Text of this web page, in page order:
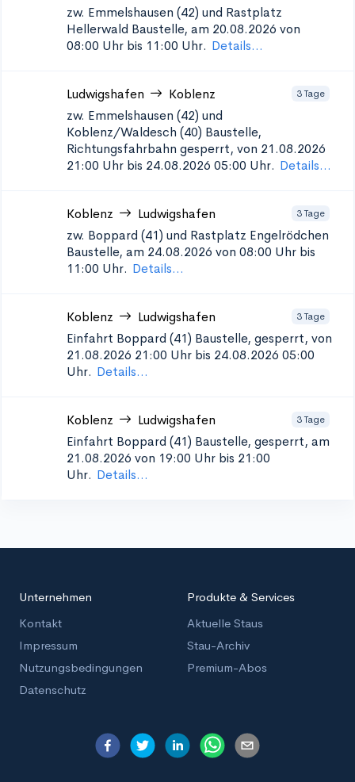
zw. Emmelshausen (42) und Rastplatz
Hellerwald Baustelle, am 20.08.2026 von
08:00 Uhr bis 11:00 Uhr. Details...
Ludwigshafen Koblenz 3 Tage
zw. Emmelshausen (42) und
Koblenz/Waldesch (40) Baustelle,
Richtungsfahrbahn gesperrt, von 21.08.2026
21:00 Uhr bis 24.08.2026 05:00 Uhr. Details...
Koblenz Ludwigshafen 3 Tage
zw. Boppard (41) und Rastplatz Engelrödchen
Baustelle, am 24.08.2026 von 08:00 Uhr bis
11:00 Uhr. Details...
Koblenz Ludwigshafen 3 Tage
Einfahrt Boppard (41) Baustelle, gesperrt, von
21.08.2026 21:00 Uhr bis 24.08.2026 05:00
Uhr. Details...
Koblenz Ludwigshafen 3 Tage
Einfahrt Boppard (41) Baustelle, gesperrt, am
21.08.2026 von 19:00 Uhr bis 21:00
Uhr. Details...
Unternehmen
Kontakt
Impressum
Nutzungsbedingungen
Datenschutz
Produkte & Services
Aktuelle Staus
Stau-Archiv
Premium-Abos